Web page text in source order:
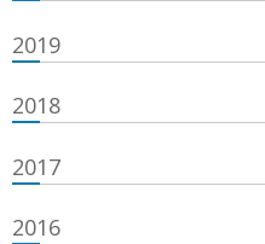
2019
2018
2017
2016